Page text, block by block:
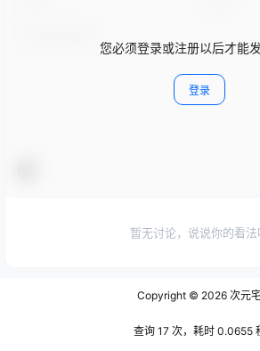
您必须登录或注册以后才能
登录
暂无讨论，说说你的看法
Copyright © 2026 次元
查询 17 次，耗时 0.0655